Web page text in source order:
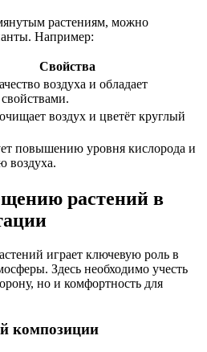
растениям, можно
Например:
Свойства
воздуха и обладает
воздух и цветёт круглый
повышению уровня кислорода и
воздуха.
растений в
играет ключевую роль в
Здесь необходимо учесть
но и комфортность для
композиции